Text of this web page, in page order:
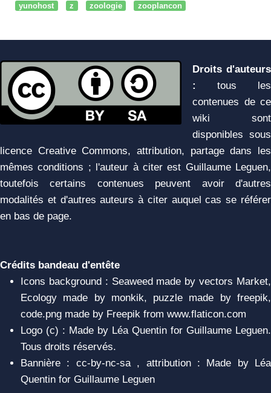
yunohost
z zoologie zooplancon
Droits d'auteurs
:
tous les
contenues de ce
wiki sont
disponibles sous
licence Creative Commons, attribution, partage dans les
mêmes conditions ; l'auteur à citer est Guillaume Leguen,
toutefois certains contenues peuvent avoir d'autres
modalités et d'autres auteurs à citer auquel cas se référer
en bas de page.
Crédits bandeau d'entête
Icons background : Seaweed made by vectors Market,
Ecology made by monkik, puzzle made by freepik,
code.png made by Freepik from www.flaticon.com
Logo (c) : Made by Léa Quentin for Guillaume Leguen.
Tous droits réservés.
Bannière : cc-by-nc-sa , attribution : Made by Léa
Quentin for Guillaume Leguen